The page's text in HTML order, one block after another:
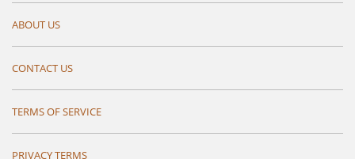
ABOUT US
CONTACT US
TERMS OF SERVICE
PRIVACY TERMS